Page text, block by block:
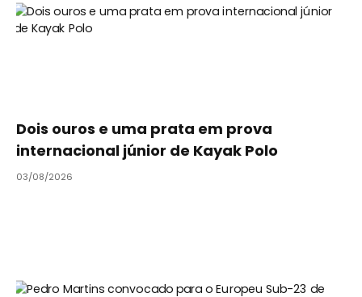
Dois ouros e uma prata em prova
internacional júnior de Kayak Polo
03/08/2026